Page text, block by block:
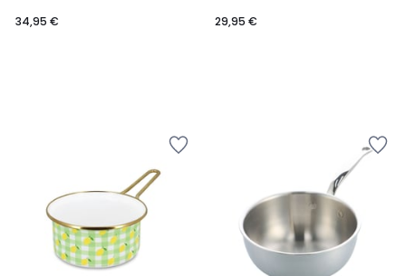
34,95 €
29,95 €